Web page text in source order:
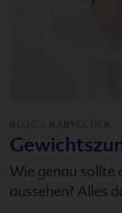
BLOG > BABYGLÜCK
Wie genau sollte
aussehen? Alles